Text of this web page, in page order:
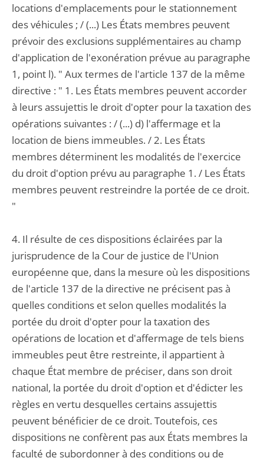
locations d'emplacements pour le stationnement
des véhicules ; / (...) Les États membres peuvent
prévoir des exclusions supplémentaires au champ
d'application de l'exonération prévue au paragraphe
1, point l). " Aux termes de l'article 137 de la même
directive : " 1. Les États membres peuvent accorder
à leurs assujettis le droit d'opter pour la taxation des
opérations suivantes : / (...) d) l'affermage et la
location de biens immeubles. / 2. Les États
membres déterminent les modalités de l'exercice
du droit d'option prévu au paragraphe 1. / Les États
membres peuvent restreindre la portée de ce droit.
"
4. Il résulte de ces dispositions éclairées par la
jurisprudence de la Cour de justice de l'Union
européenne que, dans la mesure où les dispositions
de l'article 137 de la directive ne précisent pas à
quelles conditions et selon quelles modalités la
portée du droit d'opter pour la taxation des
opérations de location et d'affermage de tels biens
immeubles peut être restreinte, il appartient à
chaque État membre de préciser, dans son droit
national, la portée du droit d'option et d'édicter les
règles en vertu desquelles certains assujettis
peuvent bénéficier de ce droit. Toutefois, ces
dispositions ne confèrent pas aux États membres la
faculté de subordonner à des conditions ou de